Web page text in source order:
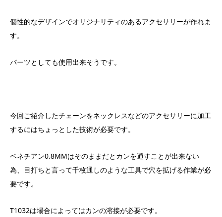
個性的なデザインでオリジナリティのあるアクセサリーが作れま
す。
パーツとしても使用出来そうです。
今回ご紹介したチェーンをネックレスなどのアクセサリーに加工
するにはちょっとした技術が必要です。
ベネチアン0.8MMはそのままだとカンを通すことが出来ない
為、目打ちと言って千枚通しのような工具で穴を拡げる作業が必
要です。
T1032は場合によってはカンの溶接が必要です。